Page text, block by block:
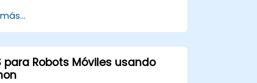
para Robots Móviles usando